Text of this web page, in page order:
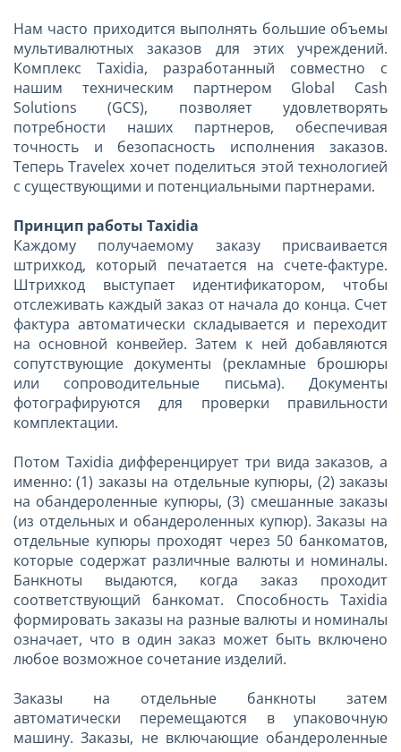
Нам часто приходится выполнять большие объемы
мультивалютных заказов для этих учреждений.
Комплекс Taxidia, разработанный совместно с
нашим техническим партнером Global Cash
Solutions (GCS), позволяет удовлетворять
потребности наших партнеров, обеспечивая
точность и безопасность исполнения заказов.
Теперь Travelex хочет поделиться этой технологией
с существующими и потенциальными партнерами.
Принцип работы Taxidia
Каждому получаемому заказу присваивается
штрихкод, который печатается на счете-фактуре.
Штрихкод выступает идентификатором, чтобы
отслеживать каждый заказ от начала до конца. Счет
фактура автоматически складывается и переходит
на основной конвейер. Затем к ней добавляются
сопутствующие документы (рекламные брошюры
или сопроводительные письма). Документы
фотографируются для проверки правильности
комплектации.
Потом Taxidia дифференцирует три вида заказов, а
именно: (1) заказы на отдельные купюры, (2) заказы
на обандероленные купюры, (3) смешанные заказы
(из отдельных и обандероленных купюр). Заказы на
отдельные купюры проходят через 50 банкоматов,
которые содержат различные валюты и номиналы.
Банкноты выдаются, когда заказ проходит
соответствующий банкомат. Способность Taxidia
формировать заказы на разные валюты и номиналы
означает, что в один заказ может быть включено
любое возможное сочетание изделий.
Заказы на отдельные банкноты затем
автоматически перемещаются в упаковочную
машину. Заказы, не включающие обандероленные